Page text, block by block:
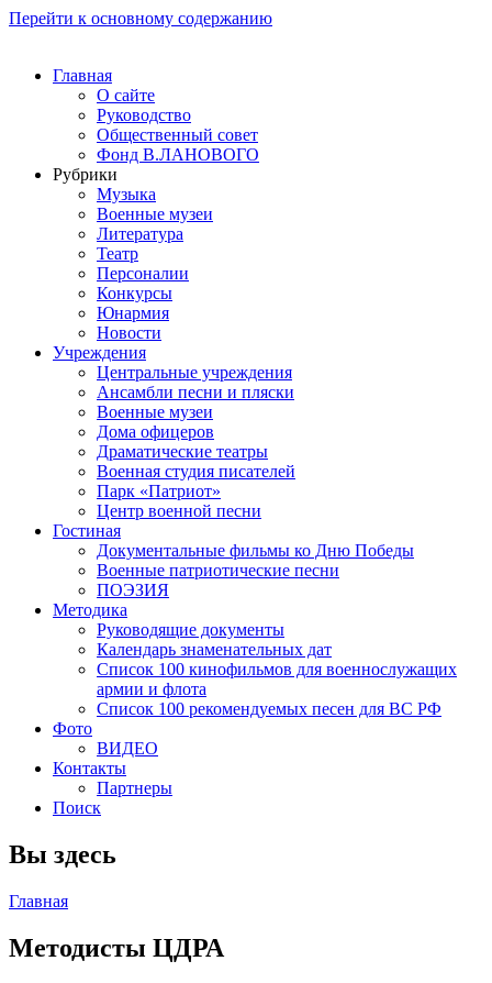
Перейти к основному содержанию
Главная
О сайте
Руководство
Общественный совет
Фонд В.ЛАНОВОГО
Рубрики
Музыка
Военные музеи
Литература
Театр
Персоналии
Конкурсы
Юнармия
Новости
Учреждения
Центральные учреждения
Ансамбли песни и пляски
Военные музеи
Дома офицеров
Драматические театры
Военная студия писателей
Парк «Патриот»
Центр военной песни
Гостиная
Документальные фильмы ко Дню Победы
Военные патриотические песни
ПОЭЗИЯ
Методика
Руководящие документы
Календарь знаменательных дат
Список 100 кинофильмов для военнослужащих
армии и флота
Список 100 рекомендуемых песен для ВС РФ
Фото
ВИДЕО
Контакты
Партнеры
Поиск
Вы здесь
Главная
Методисты ЦДРА